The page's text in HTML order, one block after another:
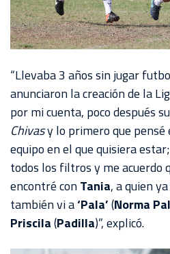
“Llevaba 3 años sin jugar
anunciaron la creación de la
por mi cuenta, poco después
Chivasy lo primero que pensé
equipo en el que quisiera
todos los filtros y me acuerdo
encontré conTania, a quien
también vi a‘Pala’(Norma
Priscila(Padilla)”, explicó.